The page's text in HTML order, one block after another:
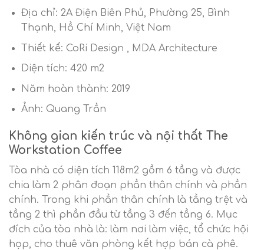
Địa chỉ: 2A Điện Biên Phủ, Phường 25, Bình
Thạnh, Hồ Chí Minh, Việt Nam
Thiết kế: CoRi Design , MDA Architecture
Diện tích: 420 m2
Năm hoàn thành: 2019
Ảnh: Quang Trần
Không gian kiến trúc và nội thất The
Workstation Coffee
Tòa nhà có diện tích 118m2 gồm 6 tầng và được
chia làm 2 phân đoạn phần thân chính và phần
chính. Trong khi phần thân chính là tầng trệt và
tầng 2 thì phần đầu từ tầng 3 đến tầng 6. Mục
đích của tòa nhà là: làm nơi làm việc, tổ chức hội
họp, cho thuê văn phòng kết hợp bán cà phê.